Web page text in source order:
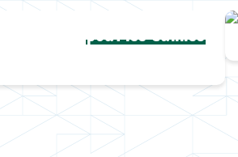
complètepour les Cannes